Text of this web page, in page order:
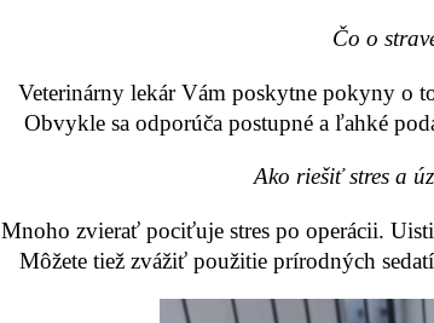
Čo o
Veterinárny lekár Vám poskytne pokyny o
Obvykle sa odporúča postupné a ľahké
Ako riešiť stres a
Mnoho zvierať pociťuje stres po operácii.
Môžete tiež zvážiť použitie prírodných